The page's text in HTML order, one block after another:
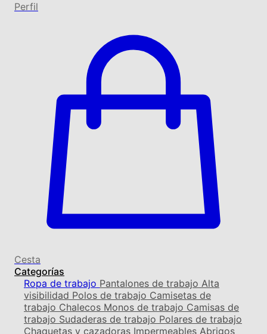
Perfil
Cesta
Categorías
Ropa de trabajo Pantalones de trabajo Alta
visibilidad Polos de trabajo Camisetas de
trabajo Chalecos Monos de trabajo Camisas de
trabajo Sudaderas de trabajo Polares de trabajo
Chaquetas y cazadoras Impermeables Abrigos